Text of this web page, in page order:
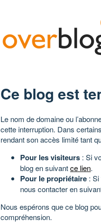
Ce blog est
Le nom de domaine ou
cette interruption. Dans
rendant son accès limité tant
Pour les visiteurs : Si
blog en suivantce lien.
Pour le propriétaire :
nous contacter en
Nous espérons que ce blog
compréhension.